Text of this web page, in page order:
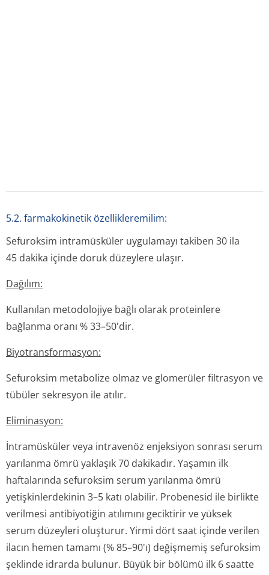
yetişkinlerdekinin 3–5 katı olabilir. Probenesid ile birlikte
verilmesi antibiyotiğin atılımını geciktirir ve yüksek
serum düzeyleri oluşturur. Yirmi dört saat içinde verilen
şeklinde idrarda bulunur. Büyük bir bölümü ilk 6 saatte
atılır. Sefuroksim serum seviyeleri diyaliz ile düşürülür.
Hastalardaki karakteristik özellikler
Veri yoktur.
5.3. klinik öncesi güvenlilik verileri
Veri yoktur.